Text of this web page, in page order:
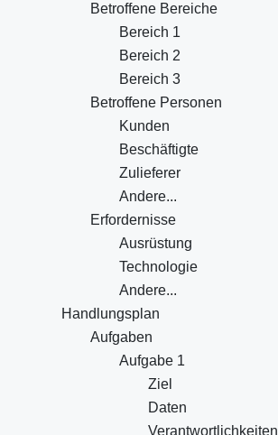
Betroffene Bereiche
Bereich 1
Bereich 2
Bereich 3
Betroffene Personen
Kunden
Beschäftigte
Zulieferer
Andere...
Erfordernisse
Ausrüstung
Technologie
Andere...
Handlungsplan
Aufgaben
Aufgabe 1
Ziel
Daten
Verantwortlichkeiten